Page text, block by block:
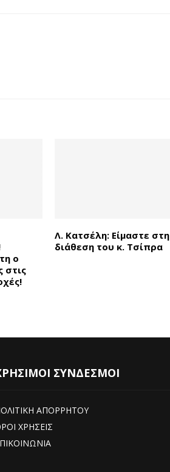
ο
στις
Λ. Κατσέλη: Είμαστε στη
διάθεση του κ. Τσίπρα
ΣΥΝΔΕΣΜΟΙ
ΑΠΟΡΡΗΤΟΥ
ΧΡΗΣΕΙΣ